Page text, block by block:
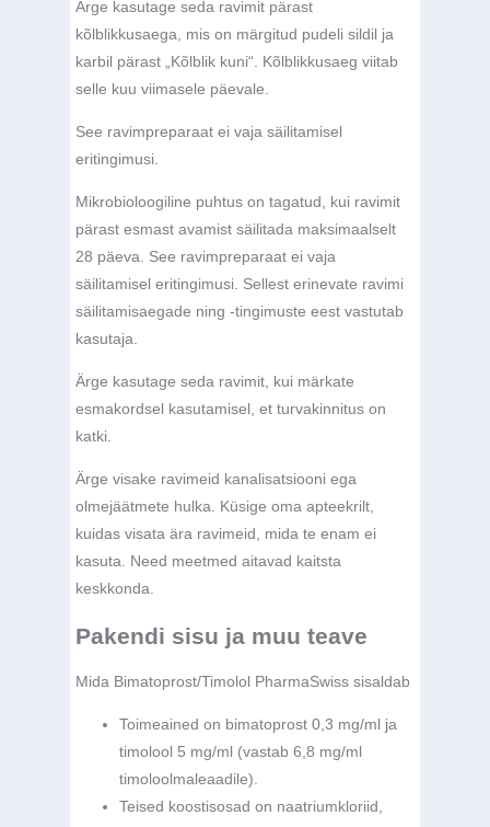
Ärge kasutage seda ravimit pärast
kõlblikkusaega, mis on märgitud pudeli sildil ja
karbil pärast „Kõlblik kuni“. Kõlblikkusaeg viitab
selle kuu viimasele päevale.
See ravimpreparaat ei vaja säilitamisel
eritingimusi.
Mikrobioloogiline puhtus on tagatud, kui ravimit
pärast esmast avamist säilitada maksimaalselt
28 päeva. See ravimpreparaat ei vaja
säilitamisel eritingimusi. Sellest erinevate ravimi
säilitamisaegade ning -tingimuste eest vastutab
kasutaja.
Ärge kasutage seda ravimit, kui märkate
esmakordsel kasutamisel, et turvakinnitus on
katki.
Ärge visake ravimeid kanalisatsiooni ega
olmejäätmete hulka. Küsige oma apteekrilt,
kuidas visata ära ravimeid, mida te enam ei
kasuta. Need meetmed aitavad kaitsta
keskkonda.
Pakendi sisu ja muu teave
Mida Bimatoprost/Timolol PharmaSwiss sisaldab
Toimeained on bimatoprost 0,3 mg/ml ja
timolool 5 mg/ml (vastab 6,8 mg/ml
timoloolmaleaadile).
Teised koostisosad on naatriumkloriid,